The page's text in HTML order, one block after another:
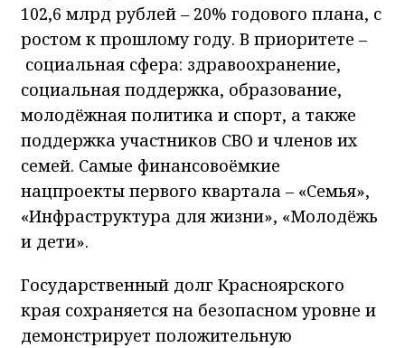
102,6 млрд рублей – 20% годового плана, с
ростом к прошлому году. В приоритете –
социальная сфера: здравоохранение,
социальная поддержка, образование,
молодёжная политика и спорт, а также
поддержка участников СВО и членов их
семей. Самые финансовоёмкие
нацпроекты первого квартала – «Семья»,
«Инфраструктура для жизни», «Молодёжь
и дети».
Государственный долг Красноярского
края сохраняется на безопасном уровне и
демонстрирует положительную